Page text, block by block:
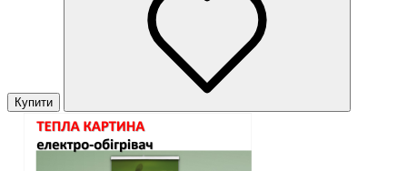
Купити